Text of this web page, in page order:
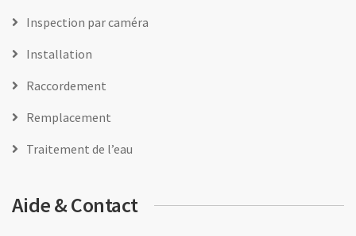
Inspection par caméra
Installation
Raccordement
Remplacement
Traitement de l’eau
Aide & Contact